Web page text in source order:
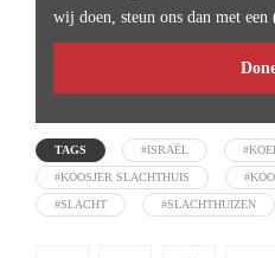
wij doen, steun ons dan met een
TAGS #ISRAËL
#KOOSJER SLACHTHUIS
#SLACHT #SLACHTHUIZEN